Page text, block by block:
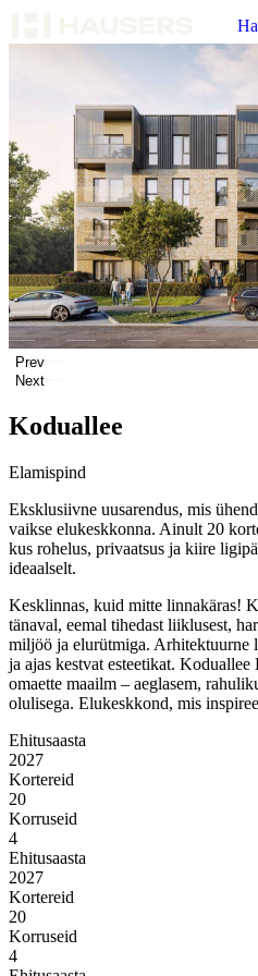
Prev
Next
Koduallee
Elamispind
Eksklusiivne uusarendus, mis
vaikse elukeskkonna. Ainult 20
kus rohelus, privaatsus ja kiire
ideaalselt.
Kesklinnas, kuid mitte linnakäras!
tänaval, eemal tihedast liiklusest,
miljöö ja elurütmiga. Arhitektuurne
ja ajas kestvat esteetikat. Koduallee
omaette maailm – aeglasem,
olulisega. Elukeskkond, mis
Ehitusaasta
2027
Kortereid
20
Korruseid
4
Ehitusaasta
2027
Kortereid
20
Korruseid
4